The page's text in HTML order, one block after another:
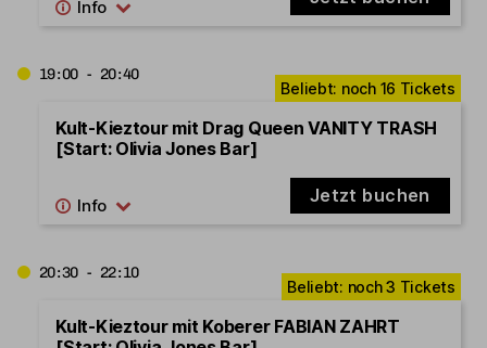
19:00 - 20:40
Kult-Kieztour mit Drag Queen VANITY TRASH
[Start: Olivia Jones Bar]
Jetzt buchen
20:30 - 22:10
Kult-Kieztour mit Koberer FABIAN ZAHRT